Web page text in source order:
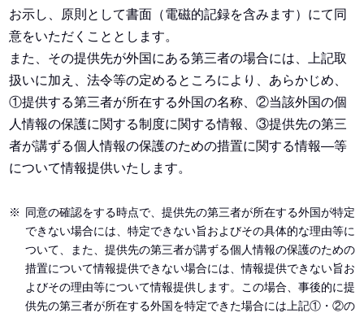
お示し、原則として書面（電磁的記録を含みます）にて同
意をいただくこととします。
また、その提供先が外国にある第三者の場合には、上記取
扱いに加え、法令等の定めるところにより、あらかじめ、
①提供する第三者が所在する外国の名称、②当該外国の個
人情報の保護に関する制度に関する情報、③提供先の第三
者が講ずる個人情報の保護のための措置に関する情報―等
について情報提供いたします。
同意の確認をする時点で、提供先の第三者が所在する外国が特定
できない場合には、特定できない旨およびその具体的な理由等に
ついて、また、提供先の第三者が講ずる個人情報の保護のための
措置について情報提供できない場合には、情報提供できない旨お
よびその理由等について情報提供します。この場合、事後的に提
供先の第三者が所在する外国を特定できた場合には上記①・②の